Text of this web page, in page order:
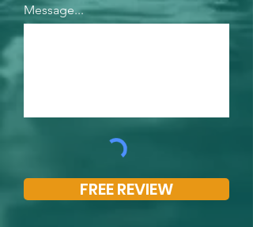
Message...
FREE REVIEW